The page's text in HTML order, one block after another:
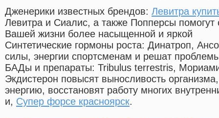
Дженерики известных брендов: Левитра
Левитра и Сиалис, а также Попперсы помогут
Вашей жизни более насыщенной и яркой
Синтетические гормоны роста: Динатроп,
силы, энергии спортсменам и решат
БАДы и препараты: Tribulus terrestris,
Экдистерон повысят выносливость
энергию, восстановят работу многих
и, Супер форсе красноярск.